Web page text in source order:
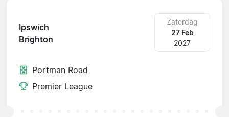
Ipswich
Brighton
Zaterdag
27 Feb
2027
Portman Road
Premier League